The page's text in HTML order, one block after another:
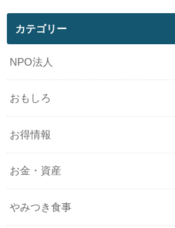
カテゴリー
NPO法人
おもしろ
お得情報
お金・資産
やみつき食事